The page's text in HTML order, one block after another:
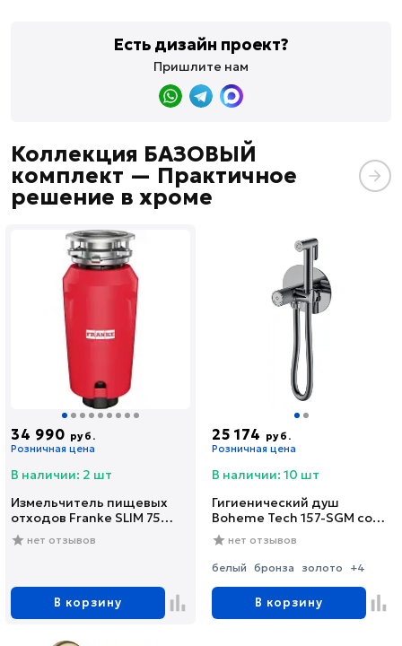
Есть дизайн проект?
Пришлите нам
Коллекция БАЗОВЫЙ
комплект — Практичное
решение в хроме
34 990 руб.
Розничная цена
В наличии: 2 шт
Измельчитель пищевых
отходов Franke SLIM 75
(134.0715.096)
нет отзывов
В корзину
25 174 руб.
Розничная цена
В наличии: 10 шт
Гигиенический душ
Boheme Tech 157-SGM со
смесителем, С
ВНУТРЕННЕЙ ЧАСТЬЮ,
shine gun metal
нет отзывов
белый бронза золото +4
В корзину